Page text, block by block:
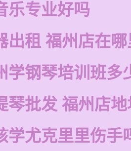
乐专业好吗
出租 福州店在
学钢琴培训班多
琴批发 福州店
学尤克里里伤手